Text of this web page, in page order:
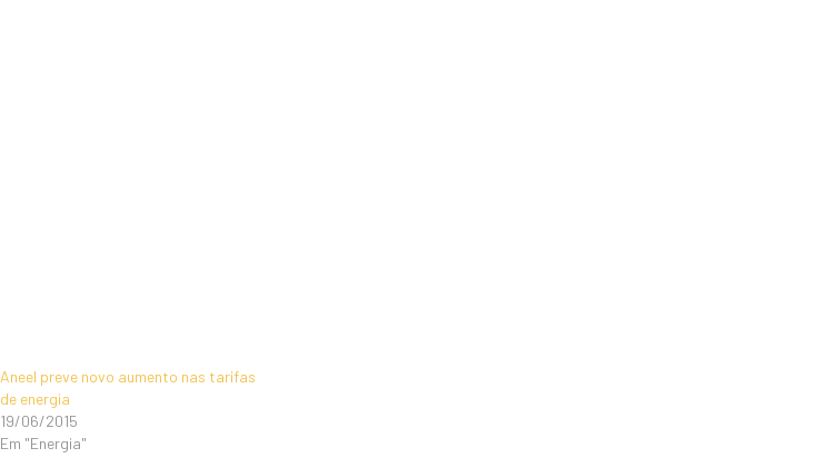
Aneel preve novo aumento nas tarifas
de energia
19/06/2015
Em "Energia"